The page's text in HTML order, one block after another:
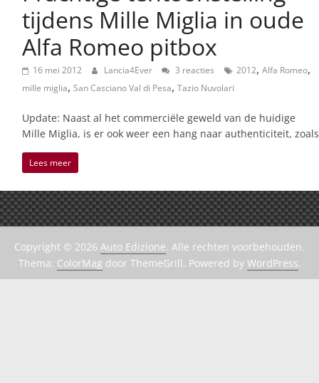
tijdens Mille Miglia in oude
Alfa Romeo pitbox
16 mei 2012 Lancia4Ever 3 reacties 2012, Alfa Romeo,
mille miglia, San Casciano Val di Pesa, Tazio Nuvolari
Update: Naast al het commerciële geweld van de huidige
Mille Miglia, is er ook weer een hang naar authenticiteit, zoals
Lees meer
Copyright © 2026 Auto Edizione. Alle rechten voorbehouden.
Thema: ColorMag door ThemeGrill. Powered by WordPress.